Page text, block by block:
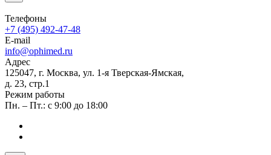
Телефоны
+7 (495) 492-47-48
E-mail
info@ophimed.ru
Адрес
125047, г. Москва, ул. 1-я Тверская-Ямская,
д. 23, стр.1
Режим работы
Пн. – Пт.: с 9:00 до 18:00